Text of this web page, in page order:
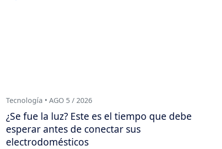
Tecnología • AGO 5 / 2026
¿Se fue la luz? Este es el tiempo que debe
esperar antes de conectar sus
electrodomésticos